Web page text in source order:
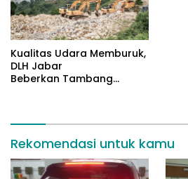
Kualitas Udara Memburuk,
DLH Jabar
Beberkan Tambang
Rekomendasi untuk kamu